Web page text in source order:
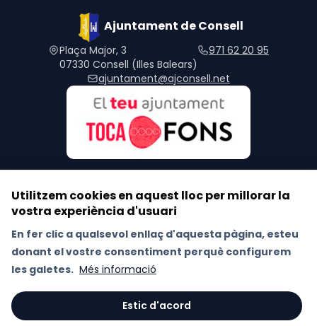
Ajuntament de Consell
Plaça Major, 3
07330 Consell (Illes Balears)
971 62 20 95
ajuntament@ajconsell.net
Avís LegalPolítica de Xarxes Socials
Utilitzem cookies en aquest lloc per millorar la
vostra experiència d'usuari
En fer clic a qualsevol enllaç d'aquesta pàgina, esteu
donant el vostre consentiment perquè configurem
les galetes. Més informació
Estic d'acord